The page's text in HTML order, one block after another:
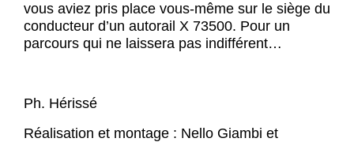
vous aviez pris place vous-même sur le siège du
conducteur d’un autorail X 73500. Pour un
parcours qui ne laissera pas indifférent…
Ph. Hérissé
Réalisation et montage : Nello Giambi et